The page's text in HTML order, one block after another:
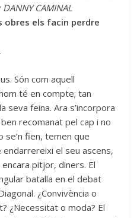
CAMINAL
obres els facin perdre
Són com aquell
té en compte; tan
seva feina. Ara s’incorpora
recomanat pel cap i no
se’n fien, temen que
el seu ascens,
pitjor, diners. El
batalla en el debat
¿Convivència o
¿Necessitat o moda? El